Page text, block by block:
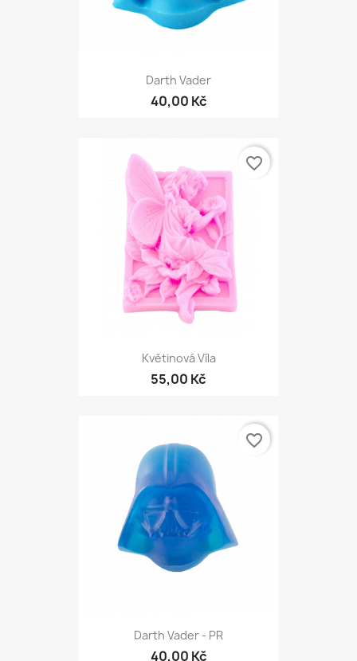
Darth Vader
40,00 Kč
Květinová Víla
55,00 Kč
favorite_border
Darth Vader - PR
40,00 Kč
favorite_border